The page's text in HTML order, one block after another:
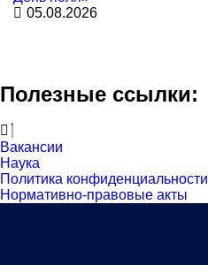
05.08.2026
Полезные ссылки:
Вакансии
Наука
Политика конфиденциальности
Нормативно-правовые акты